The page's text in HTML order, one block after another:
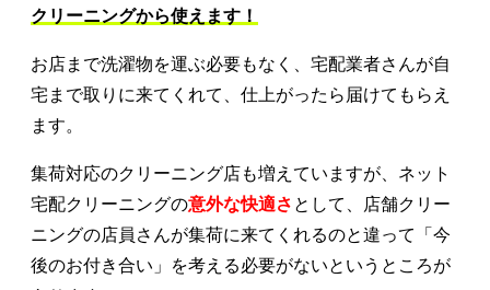
クリーニングから使えます！
お店まで洗濯物を運ぶ必要もなく、宅配業者さんが自
宅まで取りに来てくれて、仕上がったら届けてもらえ
ます。
集荷対応のクリーニング店も増えていますが、ネット
宅配クリーニングの意外な快適さ として、店舗クリー
ニングの店員さんが集荷に来てくれるのと違って「今
後のお付き合い」を考える必要がないというところが